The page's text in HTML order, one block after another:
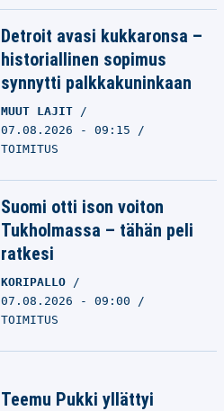
Detroit avasi kukkaronsa –
historiallinen sopimus
synnytti palkkakuninkaan
MUUT LAJIT
07.08.2026 - 09:15
TOIMITUS
Suomi otti ison voiton
Tukholmassa – tähän peli
ratkesi
KORIPALLO
07.08.2026 - 09:00
TOIMITUS
Teemu Pukki yllättyi